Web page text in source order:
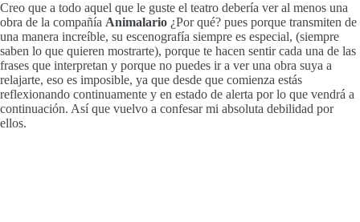
Creo que a todo aquel que le guste el teatro debería ver al menos una
obra de la compañía Animalario ¿Por qué? pues porque transmiten de
una manera increíble, su escenografía siempre es especial, (siempre
saben lo que quieren mostrarte), porque te hacen sentir cada una de las
frases que interpretan y porque no puedes ir a ver una obra suya a
relajarte, eso es imposible, ya que desde que comienza estás
reflexionando continuamente y en estado de alerta por lo que vendrá a
continuación. Así que vuelvo a confesar mi absoluta debilidad por
ellos.